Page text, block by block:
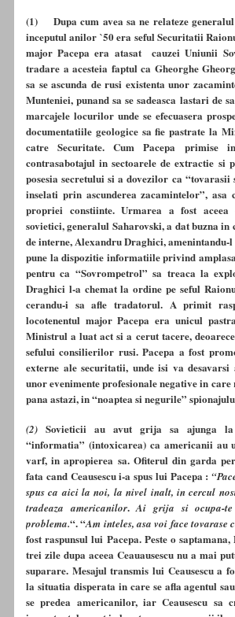
(1) Dupa cum avea sa ne relateze
inceputul anilor `50 era seful Securitatii
major Pacepa era atasat cauzei Uniunii
tradare a acesteia faptul ca Gheorghe
sa se ascunda de rusi existenta unor
Munteniei, punand sa se sadeasca lastari de
marcajele locurilor unde se efecuasera
documentatiile geologice sa fie pastrate la
catre Securitate. Cum Pacepa primise
contrasabotajul in sectoarele de extractie si
posesia secretului si a dovezilor ca
inselati prin ascunderea zacamintelor”,
propriei constiinte. Urmarea a fost
sovietici, generalul Saharovski, a dat buzna
de interne, Alexandru Draghici,
pune la dispozitie informatiile privind
pentru ca “Sovrompetrol” sa treaca la
Draghici l-a chemat la ordine pe seful
cerandu-i sa afle tradatorul. A primit
locotenentul major Pacepa era unicul
Ministrul a luat act si a cerut tacere,
sefului consilierilor rusi. Pacepa a fost
externe ale securitatii, unde isi va desavarsi
unor evenimente profesionale negative in
pana astazi, in “noaptea si negurile”
(2) Sovieticii au avut grija sa ajunga la
“informatia” (intoxicarea) ca americanii au
varf, in apropierea sa. Ofiterul din garda
fata cand Ceausescu i-a spus lui Pacepa :
spus ca aici la noi, la nivel inalt, in cercul
tradeaza americanilor.Ai grija si ocupa-te
problema.“. “Am inteles, asa voi face tovarase
fost raspunsul lui Pacepa. Peste o
trei zile dupa aceea Ceauausescu nu a mai
suparare. Mesajul transmis lui Ceausescu a
la situatia disperata in care se afla agentul
se predea americanilor, iar Ceausescu sa